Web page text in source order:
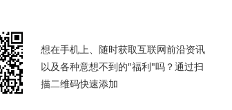
想在手机上、随时获取互联网前沿资讯
以及各种意想不到的"福利"吗？通过扫
描二维码快速添加